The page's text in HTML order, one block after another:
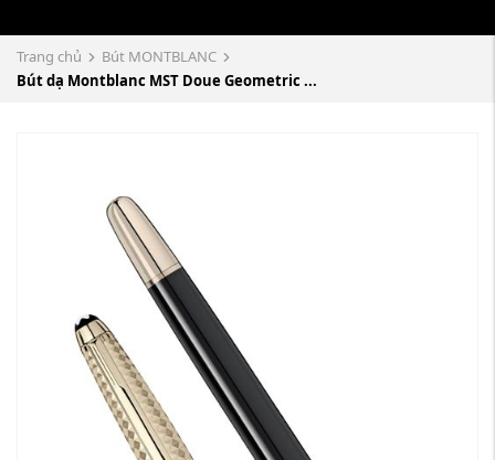
Trang chủ
Bút MONTBLANC
Bút dạ Montblanc MST Doue Geometric ...